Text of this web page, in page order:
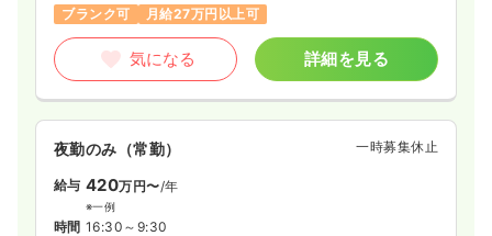
ブランク可
月給27万円以上可
気になる 詳細を見る
夜勤のみ（常勤） 一時募集休止
給与 420万円〜/年
※一例
時間 16:30～9:30